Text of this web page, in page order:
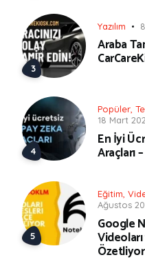
Yazılım
Araba
Popüler
18 Mart
En İyi
Araçları –
Eğitim
Ağustos
Google
Özetliyor